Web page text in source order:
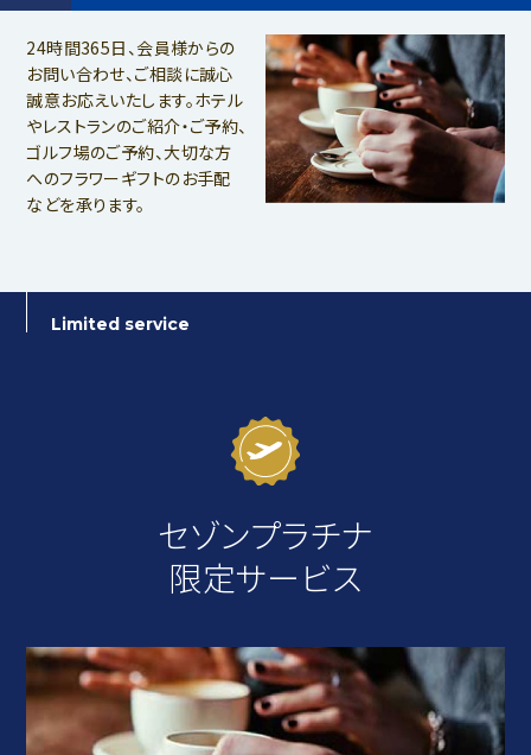
24時間365日、会員様からの
お問い合わせ、ご相談に誠心
誠意お応えいたします。ホテル
やレストランのご紹介・ご予約、
ゴルフ場のご予約、大切な方
へのフラワーギフトのお手配
などを承ります。
Limited service
セゾンプラチナ
限定サービス